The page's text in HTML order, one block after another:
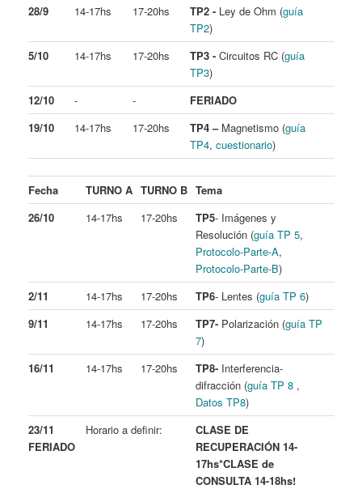
28/9
14-17hs 17-20hs TP2 -Ley de Ohm (guía
TP2)
5/10
14-17hs 17-20hs TP3 -Circuitos RC (guía
TP3)
12/10
- -
FERIADO
19/10
14-17hs 17-20hs TP4 –Magnetismo (guía
TP4, cuestionario)
Fecha TURNO A TURNO B Tema
26/10
14-17hs 17-20hs TP5- Imágenes y
Resolución (guía TP 5,
Protocolo-Parte-A,
Protocolo-Parte-B)
2/11
14-17hs 17-20hs TP6- Lentes (guía TP 6)
9/11
14-17hs 17-20hs TP7-Polarización (guía TP
7)
16/11
14-17hs 17-20hs TP8-Interferencia-
difracción (guía TP 8,
Datos TP8)
23/11
FERIADO
Horario a definir:
CLASE DE
RECUPERACIÓN 14-
17hs*CLASE de
CONSULTA 14-18hs!